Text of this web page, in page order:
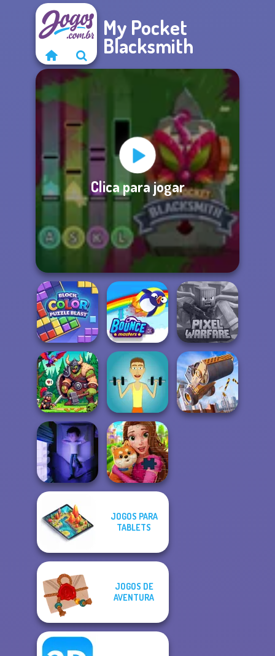
My Pocket
Blacksmith
Clica para jogar
Block Color
Puzzle Blast
Bouncemasters
Minecraft Pixel
Warfare
Dragon Hunter Muscle Clicker
Cursed Dreams
JOGOS PARA
TABLETS
JOGOS DE
AVENTURA